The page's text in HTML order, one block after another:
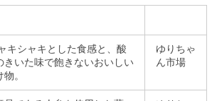
キシャキとした食感と、酸
きいた味で飽きないおいしい
物。
ゆりちゃ
ん市場